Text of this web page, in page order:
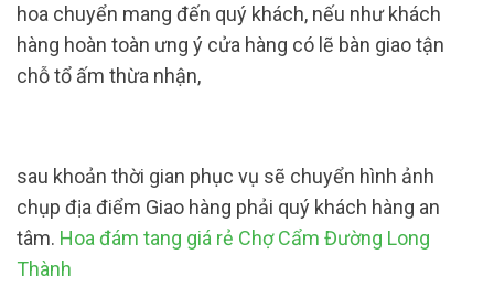
hoa chuyển mang đến quý khách, nếu như khách
hàng hoàn toàn ưng ý cửa hàng có lẽ bàn giao tận
chỗ tổ ấm thừa nhận,
sau khoản thời gian phục vụ sẽ chuyển hình ảnh
chụp địa điểm Giao hàng phải quý khách hàng an
tâm. Hoa đám tang giá rẻ Chợ Cẩm Đường Long
Thành